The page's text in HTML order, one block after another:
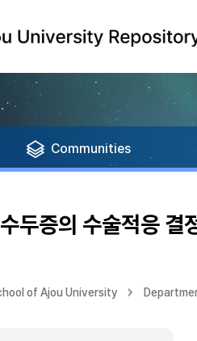
Communities
두증의 수술적응 결
of Ajou University